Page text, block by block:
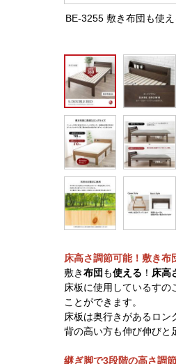
BE-3255 敷き布団も使
床高さ調節可能！敷き布
敷き布団 も使える ！ 床高
床板に使用しているす
ことができます。
床板は奥行きがあるロン
背の高い方も伸び伸びと
継ぎ脚で3段階の高さ調